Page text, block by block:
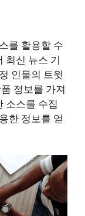
를 활용할 수
최신 뉴스 기
인물의 트윗
정보를 가져
소스를 수집
한 정보를 얻